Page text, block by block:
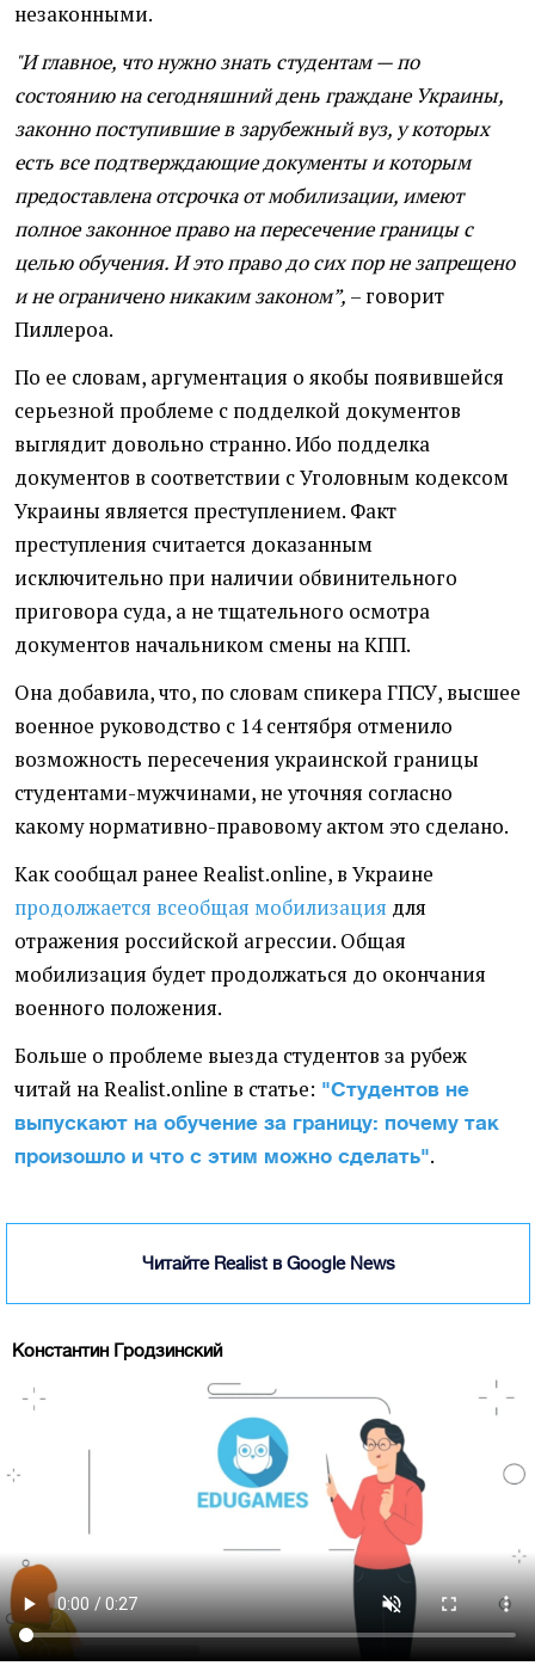
незаконными.
"И главное, что нужно знать студентам — по
состоянию на сегодняшний день граждане Украины,
законно поступившие в зарубежный вуз, у которых
есть все подтверждающие документы и которым
предоставлена отсрочка от мобилизации, имеют
полное законное право на пересечение границы с
целью обучения. И это право до сих пор не запрещено
и не ограничено никаким законом”, – говорит
Пиллероа.
По ее словам, аргументация о якобы появившейся
серьезной проблеме с подделкой документов
выглядит довольно странно. Ибо подделка
документов в соответствии с Уголовным кодексом
Украины является преступлением. Факт
преступления считается доказанным
исключительно при наличии обвинительного
приговора суда, а не тщательного осмотра
документов начальником смены на КПП.
Она добавила, что, по словам спикера ГПСУ, высшее
военное руководство с 14 сентября отменило
возможность пересечения украинской границы
студентами-мужчинами, не уточняя согласно
какому нормативно-правовому актом это сделано.
Как сообщал ранее Realist.online, в Украине
продолжается всеобщая мобилизация для
отражения российской агрессии. Общая
мобилизация будет продолжаться до окончания
военного положения.
Больше о проблеме выезда студентов за рубеж
читай на Realist.online в статье: "Студентов не
выпускают на обучение за границу: почему так
произошло и что с этим можно сделать".
Читайте Realist в Google News
Константин Гродзинский